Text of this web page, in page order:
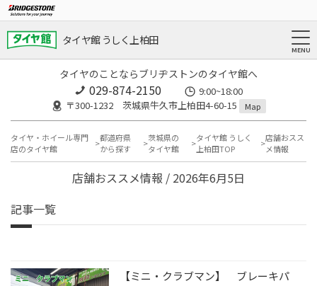
タイヤ館 うしく上柏田
タイヤのことならブリヂストンのタイヤ館へ
029-874-2150
9:00~18:00
〒300-1232 茨城県牛久市上柏田4-60-15
Map
タイヤ・ホイール専門
店のタイヤ館
都道府県
から探す
茨城県の
タイヤ館
タイヤ館 うしく
上柏田TOP
店舗おスス
メ情報
店舗おススメ情報 / 2026年6月5日
記事一覧
【ミニ・クラブマン】 ブレーキパ